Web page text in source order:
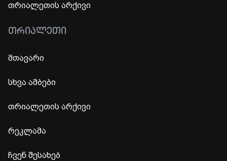
თრიალეთის არქივი
ᲗᲠᲘᲐᲚᲔᲗᲘ
მთავარი
სხვა ამბები
თრიალეთის არქივი
რეკლამა
ჩვენ შესახებ